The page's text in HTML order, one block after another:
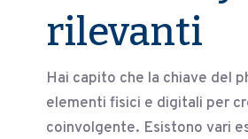
rilevanti
Hai capito che la chiave del
elementi fisici e digitali per
coinvolgente. Esistono vari